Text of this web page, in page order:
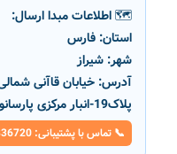
🗺️ اطلاعات مبدا ارسال:
استان: فارس
شهر: شیراز
آدرس:
پلاک19-انبار مرکزی پارسانور
📞 تماس با پشتیبانی: 09190836720